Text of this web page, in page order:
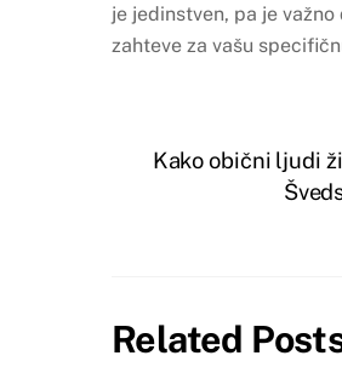
je jedinstven, pa je
zahteve za vašu
Kako obični ljudi
Related